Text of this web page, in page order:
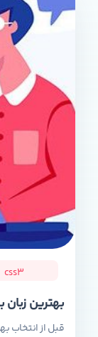
css3
بهترین
قبل از انتخاب